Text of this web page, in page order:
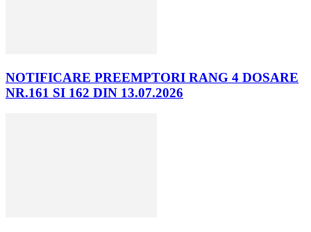
NOTIFICARE PREEMPTORI RANG 4 DOSARE
NR.161 SI 162 DIN 13.07.2026